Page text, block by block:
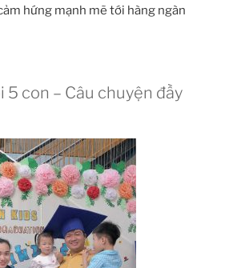
hứng mạnh mẽ tới hàng ngàn
5 con – Câu chuyện đầy